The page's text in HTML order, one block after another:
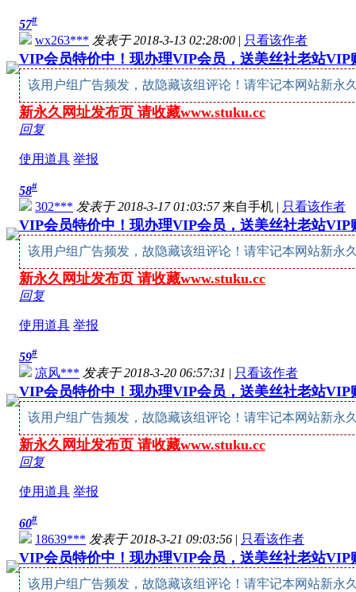
57#
wx263*** 发表于 2018-3-13 02:28:00 | 只看该作者
VIP会员特价中！现办理VIP会员，送美丝社老站VIP
该用户组广告频发，故隐藏该组评论！请牢记本网站新永
新永久网址发布页 请收藏www.stuku.cc
回复
使用道具 举报
58#
302*** 发表于 2018-3-17 01:03:57 来自手机 | 只看该作者
VIP会员特价中！现办理VIP会员，送美丝社老站VIP
该用户组广告频发，故隐藏该组评论！请牢记本网站新永
新永久网址发布页 请收藏www.stuku.cc
回复
使用道具 举报
59#
凉风*** 发表于 2018-3-20 06:57:31 | 只看该作者
VIP会员特价中！现办理VIP会员，送美丝社老站VIP
该用户组广告频发，故隐藏该组评论！请牢记本网站新永
新永久网址发布页 请收藏www.stuku.cc
回复
使用道具 举报
60#
18639*** 发表于 2018-3-21 09:03:56 | 只看该作者
VIP会员特价中！现办理VIP会员，送美丝社老站VIP
该用户组广告频发，故隐藏该组评论！请牢记本网站新永